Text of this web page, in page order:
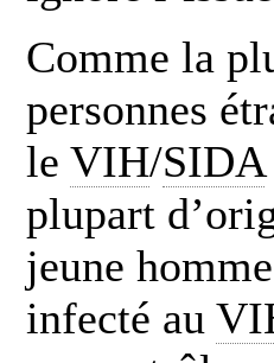
Comme la
personnes
le VIH/SIDA
plupart
jeune
infecté au